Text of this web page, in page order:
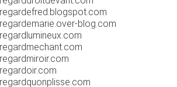
blog.com